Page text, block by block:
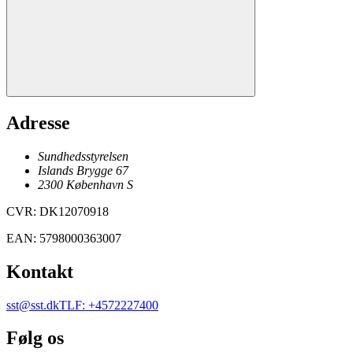
Adresse
Sundhedsstyrelsen
Islands Brygge 67
2300 København S
CVR: DK12070918
EAN: 5798000363007
Kontakt
sst@sst.dkTLF: +4572227400
Følg os